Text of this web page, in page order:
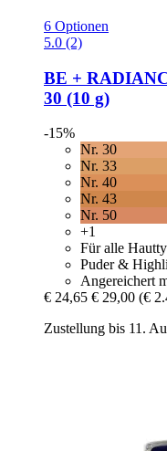
6 Optionen
5.0 (2)
BE +
30 (10 g)
-15%
Nr. 30
Nr. 33
Nr. 40
Nr. 43
Nr. 50
+1
Für alle
Puder &
Angereichert
€ 24,65 € 29,00 (€
Zustellung bis 11.